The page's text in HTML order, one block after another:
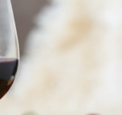
nous attribuent
(total de tous les